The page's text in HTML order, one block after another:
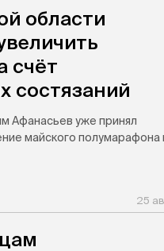
области
счёт
состязаний
Афанасьев уже принял
майского полумарафона
25